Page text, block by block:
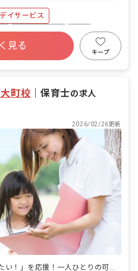
ールがあります。
社会性、運動） アロマトリート
の香りを使って子供がリラック
環境を整えています。 『保育園
しかない……』という方でも、
も達に向き合い一人一人の個性
お仕事なので、あなたの保育士
グ ・お絵描きや工作 ・実験 ■
性20％ 中途採用 全体の45%
全体の10％ アルバイト・パ
体の45% 社員の既婚率 57%
平均年齢 38歳
イサービス
社会保険完備
金制度
残業少なめ
見る
キープ
町校 ｜保育士の求人
2026/02/26更新
子どもの「やってみたい！」を応援！一人ひとりの可能性を大切にする仕事です。